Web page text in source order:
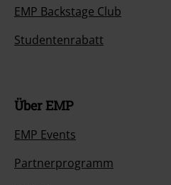
EMP Backstage Club
Studentenrabatt
Über EMP
EMP Events
Partnerprogramm